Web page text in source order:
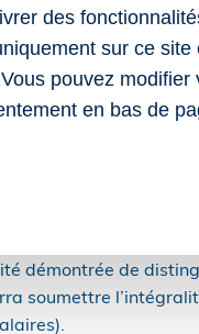
autre nature) est
versée au titre de
à l’égard de
démontrée de
soumettre
des
sur ce site
pouvez modifier
en bas de